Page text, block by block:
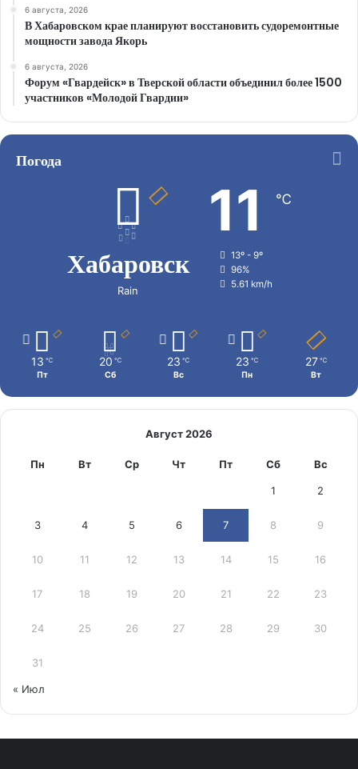
6 августа, 2026
В Хабаровском крае планируют восстановить судоремонтные
мощности завода Якорь
6 августа, 2026
Форум «Гвардейск» в Тверской области объединил более 1500
участников «Молодой Гвардии»
Погода
Хабаровск
Rain
11 ℃
13º - 9º
96%
5.61 km/h
13 ℃
Пт
20 ℃
Сб
23 ℃
Вс
23 ℃
Пн
27 ℃
Вт
Август 2026
Пн Вт Ср Чт Пт Сб Вс
1 2
3 4 5 6 7 8 9
10 11 12 13 14 15 16
17 18 19 20 21 22 23
24 25 26 27 28 29 30
31
« Июл